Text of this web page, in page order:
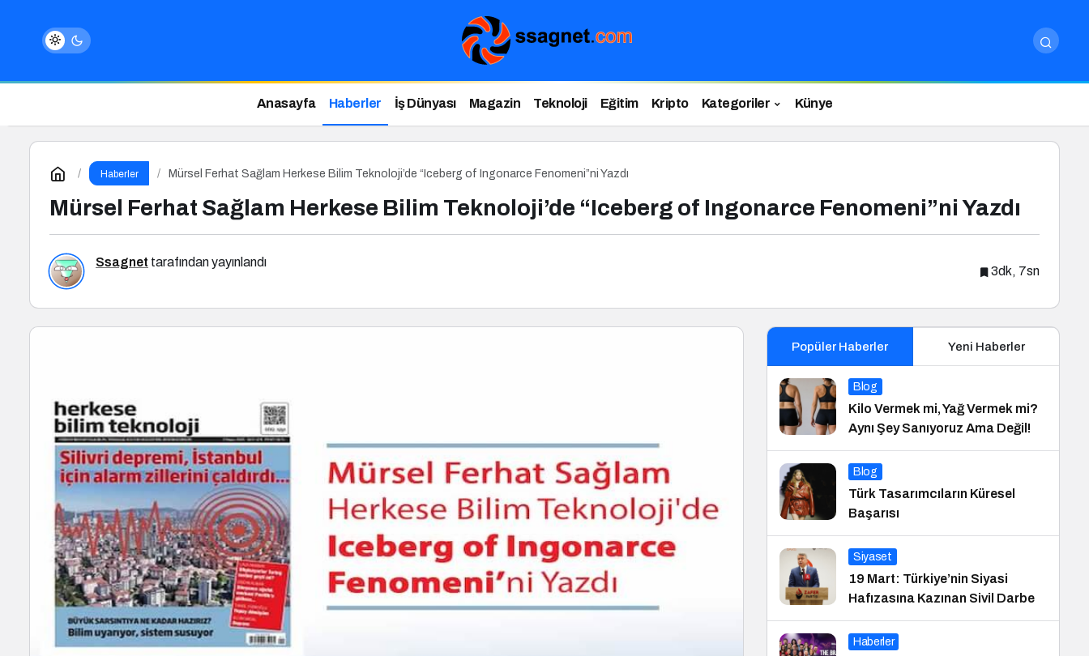
Anasayfa Haberler İş Dünyası Magazin Teknoloji Eğitim Kripto Kategoriler Künye
Haberler Mürsel Ferhat Sağlam Herkese Bilim Teknoloji’de “Iceberg of Ingonarce Fenomeni”ni Yazdı
Mürsel Ferhat Sağlam Herkese Bilim Teknoloji’de “Iceberg of Ingonarce Fenomeni”ni Yazdı
Ssagnet tarafından yayınlandı
3dk, 7sn
Popüler Haberler Yeni Haberler
Blog
Kilo Vermek mi, Yağ Vermek mi?
Aynı Şey Sanıyoruz Ama Değil!
Blog
Türk Tasarımcıların Küresel
Başarısı
Siyaset
19 Mart: Türkiye’nin Siyasi
Hafızasına Kazınan Sivil Darbe
Haberler